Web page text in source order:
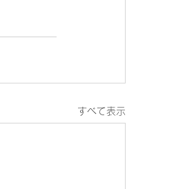
すべて表示